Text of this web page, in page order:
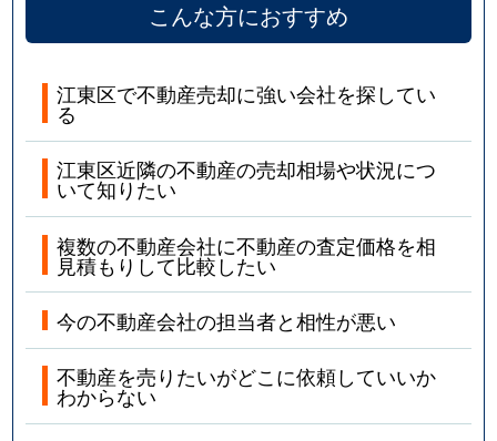
こんな方におすすめ
江東区で不動産売却に強い会社を探してい
る
江東区近隣の不動産の売却相場や状況につ
いて知りたい
複数の不動産会社に不動産の査定価格を相
見積もりして比較したい
今の不動産会社の担当者と相性が悪い
不動産を売りたいがどこに依頼していいか
わからない